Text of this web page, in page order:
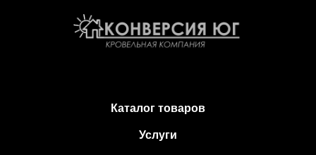
Каталог товаров
Услуги